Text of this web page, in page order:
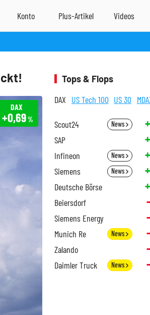
DAX
+0,69%
Tops & Flops
DAX US Tech 100 US 30
Scout24 News
SAP
Infineon News
Siemens News
Deutsche Börse
Beiersdorf
Siemens Energy
Munich Re News
Zalando
Daimler Truck News